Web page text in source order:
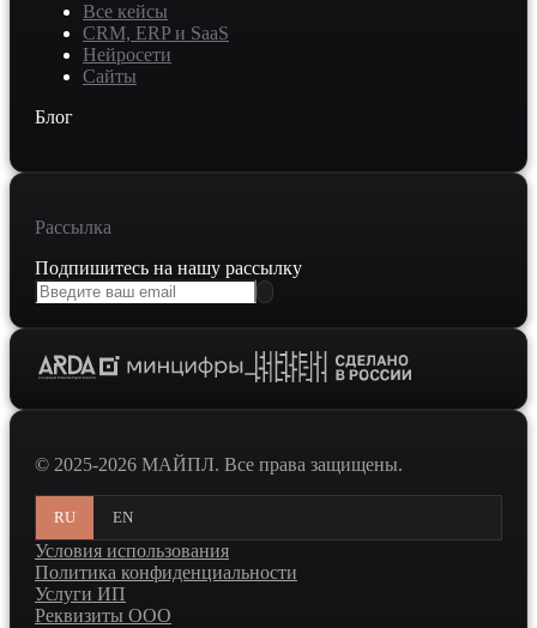
Все кейсы
CRM, ERP и SaaS
Нейросети
Сайты
Блог
Рассылка
Подпишитесь на нашу рассылку
© 2025-2026 МАЙПЛ. Все права защищены.
RU EN
Условия использования
Политика конфиденциальности
Услуги ИП
Реквизиты ООО